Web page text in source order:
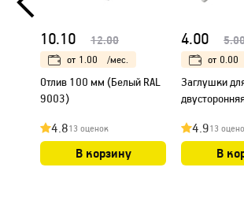
10.10 12.00
от 1.00 /мес.
Отлив 100 мм (Белый RAL
9003)
4.813 оценок
В корзину
4.00
от 0.00
Заглушки
4.913
В